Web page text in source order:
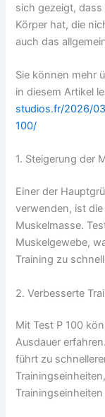
sich gezeigt,
Körper hat, die
auch das
Sie können mehr
in diesem Artikel
studios.fr/2026/
100/
1. Steigerung der
Einer der
verwenden, ist
Muskelmasse.
Muskelgewebe,
Training zu
2. Verbesserte
Mit Test P 100
Ausdauer
führt zu